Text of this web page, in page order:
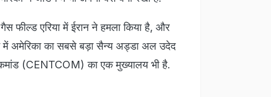
फील्ड एरिया में ईरान ने हमला किया है, और
में अमेरिका का सबसे बड़ा सैन्य अड्डा अल उदेद
(CENTCOM) का एक मुख्यालय भी है.